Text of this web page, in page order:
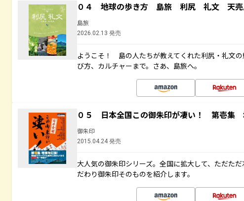
０４ 地球の歩き方 島旅 利尻 礼文 天
島旅
2026.02.13 発売
ようこそ！ 島の人たちが教えてくれた利尻・礼文
び方、カルチャーまで。さあ、島旅へ。
０５ 日本全国この御朱印が凄い！ 第壱集
御朱印
2015.04.24 発売
大人気の御朱印シリーズ。全国に拡大して、ただた
だわり御朱印そのものを紹介します。